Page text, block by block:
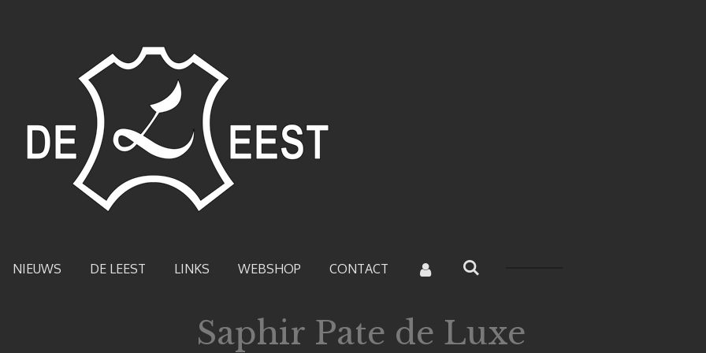
NIEUWS DE LEEST LINKS WEBSHOP CONTACT
Saphir Pate de Luxe